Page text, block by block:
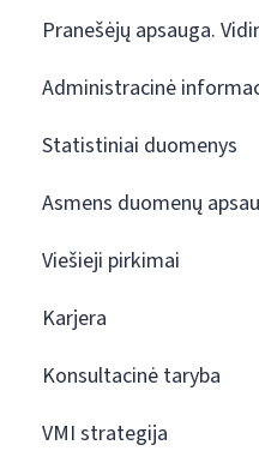
Pranešėjų apsauga.
Administracinė
Statistiniai duomenys
Asmens duomenų
Viešieji pirkimai
Karjera
Konsultacinė taryba
VMI strategija